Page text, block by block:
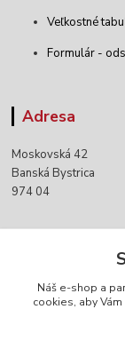
Veľkostné
Formulár -
Adresa
Moskovská 42
Banská Bystrica
974 04
+421 903 152
Náš e-shop a
cookies, aby